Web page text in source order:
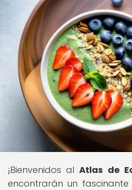
¡Bienvenidos alAtlas de
encontrarán un